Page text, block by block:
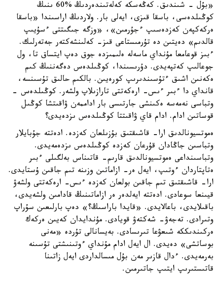
«بۇل - شىندىق. كەڭەسكە كەلەتىندەردىڭ %60 ىنىڭ
كوڭىلدەسى، باسقا قىزى، ايەلى بار. ولاردىڭ اراسىندا «باسقا
ەركەكپەن كەزدەسىپ ءجۇرمىن»، «وزگە جىگىتتى ءسۇيىپ
قالدىم» دەيتىن دە تۇرمىستاعى قىز- كەلىنشەكتەر جەتەرلىك.
ءبىز قوعامعا مۇنداي ماسەلە ەلىمىزدە جوق دەپ ايتساق تا، ول
جوعالىپ كەتپەيدى. دۇرىسىندا، كوڭىلدەس دەگەننىڭ كىم
ەكەنىن اشىق ءتۇسىندىرىپ كورەيىن. بالكىم حالىق تۇسىنسە،
قانداي دا ءبىر ءىس- ارەكەتتى تارازىلاپ ولشەر. كوڭىلدەس -
وتباسى نەمەسە ەكىنشى جارتىسى بار اداممەن ۋاقىتشا كوڭىل
قوساتىن ادام. ادام قاي ۋاقىتتا كوڭىلدەس ىزدەيدى؟
ەموتسيونالدىق ارا- قاشىقتىق بۇزىلعان كەزدە. ادەتتە جۇبايلار
وتباسىن جاڭادان قۇرعان كەزدە كوڭىلدەس ىزدەمەيدى.
وتباسىنداعى ەموتسيونالدىق قارىم- قاتىناس بەلگىلى ءبىر
ەتاپتاردان ءوتىپ، ايەل ەر- ازاماتىن وزىنە تىم جاقىن ۇستايدى.
ارا- قاشىقتىق تىم جاقىن بولعان كەزدە ءىس- ارەكەتتى ولشەۋ
قيىنعا سوعادى. ادەتتە ايەلدەر ەر ازاماتىنىڭ قادامىن ولشەيدى،
باقىلايدى، باعالايدى. «قايدا باراسىڭ؟» دەپ بارلىعىن سۇراپ
وتىرادى. تەجەۋ- شەكتەۋ قويادى. مۇندايدان كەيىن ەركەك
ەركىندىككە شىعۋعا تىرىسادى. بەيسانالى تۇردە «مەنى
بوساتشى» دەيدى. ال ايەل ادام مۇنداي ءوتىنىشتى تۇسىنە
بەرمەيدى. ءدال قازىر مەن بۇل مىسالداردى ايەل زاتىنا
قاتىستىرىپ ايتىپ جاتىرمىن.